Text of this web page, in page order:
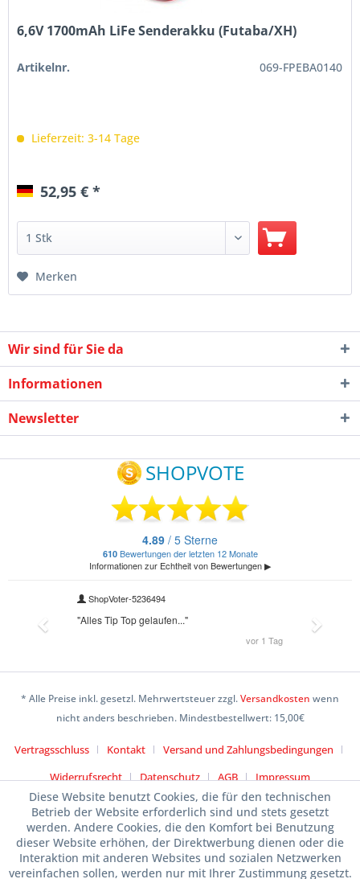
6,6V 1700mAh LiFe Senderakku (Futaba/XH)
Artikelnr. 069-FPEBA0140
Lieferzeit: 3-14 Tage
52,95 € *
Merken
Wir sind für Sie da
Informationen
Newsletter
* Alle Preise inkl. gesetzl. Mehrwertsteuer zzgl.Versandkosten wenn
nicht anders beschrieben. Mindestbestellwert: 15,00€
Vertragsschluss Kontakt
Versand und Zahlungsbedingungen
Widerrufsrecht
Datenschutz AGB Impressum
Diese Website benutzt Cookies, die für den technischen
Betrieb der Website erforderlich sind und stets gesetzt
werden. Andere Cookies, die den Komfort bei Benutzung
dieser Website erhöhen, der Direktwerbung dienen oder die
Interaktion mit anderen Websites und sozialen Netzwerken
vereinfachen sollen, werden nur mit Ihrer Zustimmung gesetzt.